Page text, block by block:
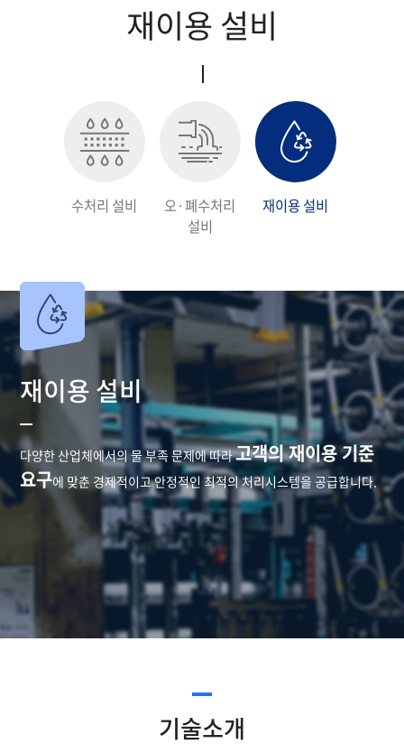
온실가스 감축 솔루션재이용 설비
수처리 설비
오·폐수처리
설비
재이용 설비
재이용 설비
다양한 산업체에서의 물 부족 문제에 따라고객의 재이용 기준
요구에 맞춘 경제적이고 안정적인 최적의 처리시스템을 공급합니다.
기술소개